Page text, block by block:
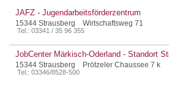
JAFZ - Jugendarbeitsförderzentrum
15344 Strausberg Wirtschaftsweg 71
Tel.: 03341 / 35 96 355
JobCenter Märkisch-Oderland - Standort
15344 Strausberg Prötzeler Chaussee 7 k
Tel.: 03346/8528-500